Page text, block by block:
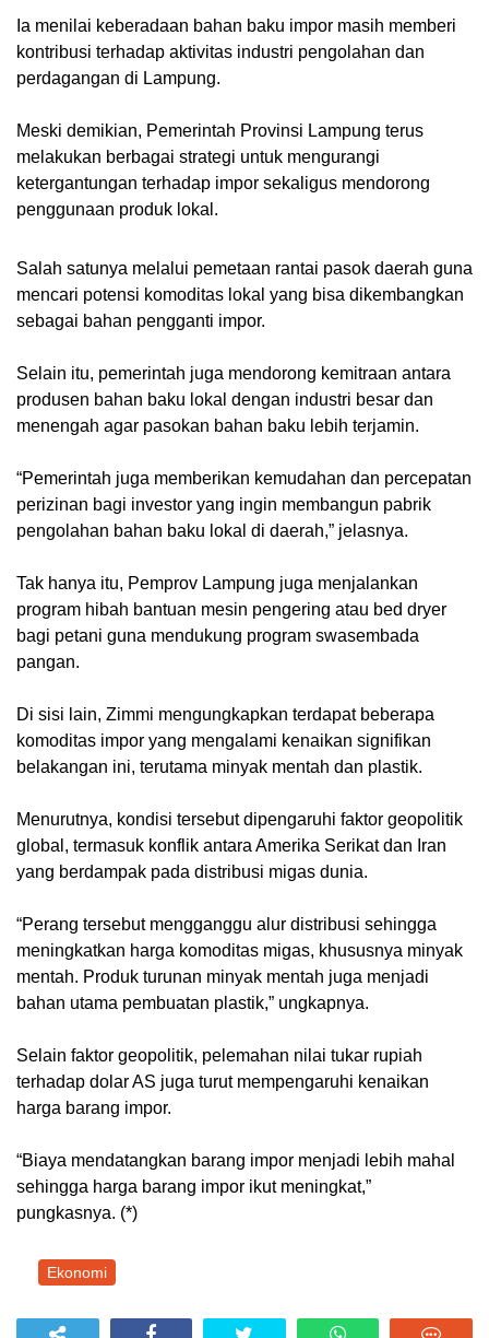
Ia menilai keberadaan bahan baku impor masih memberi
kontribusi terhadap aktivitas industri pengolahan dan
perdagangan di Lampung.
Meski demikian, Pemerintah Provinsi Lampung terus
melakukan berbagai strategi untuk mengurangi
ketergantungan terhadap impor sekaligus mendorong
penggunaan produk lokal.
Salah satunya melalui pemetaan rantai pasok daerah guna
mencari potensi komoditas lokal yang bisa dikembangkan
sebagai bahan pengganti impor.
Selain itu, pemerintah juga mendorong kemitraan antara
produsen bahan baku lokal dengan industri besar dan
menengah agar pasokan bahan baku lebih terjamin.
“Pemerintah juga memberikan kemudahan dan percepatan
perizinan bagi investor yang ingin membangun pabrik
pengolahan bahan baku lokal di daerah,” jelasnya.
Tak hanya itu, Pemprov Lampung juga menjalankan
program hibah bantuan mesin pengering atau bed dryer
bagi petani guna mendukung program swasembada
pangan.
Di sisi lain, Zimmi mengungkapkan terdapat beberapa
komoditas impor yang mengalami kenaikan signifikan
belakangan ini, terutama minyak mentah dan plastik.
Menurutnya, kondisi tersebut dipengaruhi faktor geopolitik
global, termasuk konflik antara Amerika Serikat dan Iran
yang berdampak pada distribusi migas dunia.
“Perang tersebut mengganggu alur distribusi sehingga
meningkatkan harga komoditas migas, khususnya minyak
mentah. Produk turunan minyak mentah juga menjadi
bahan utama pembuatan plastik,” ungkapnya.
Selain faktor geopolitik, pelemahan nilai tukar rupiah
terhadap dolar AS juga turut mempengaruhi kenaikan
harga barang impor.
“Biaya mendatangkan barang impor menjadi lebih mahal
sehingga harga barang impor ikut meningkat,”
pungkasnya. (*)
Ekonomi